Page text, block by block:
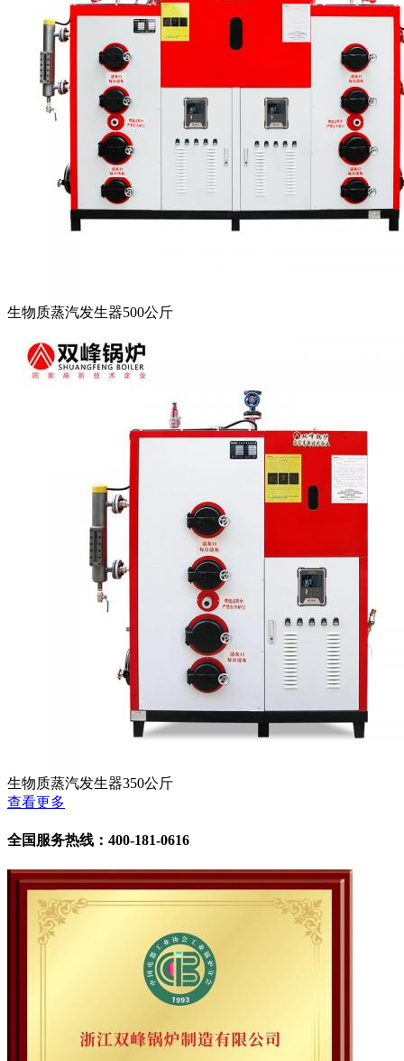
生物质蒸汽发生器500公斤
生物质蒸汽发生器350公斤
查看更多
全国服务热线：400-181-0616